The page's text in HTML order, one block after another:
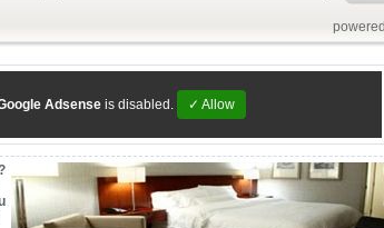
Adsense is disabled. ✓ Allow